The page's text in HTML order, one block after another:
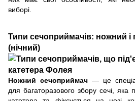
виборі.
Типи сечоприймачів: ножний і
(нічний)
Ножний сечоприймач — це
для багаторазового збору сечі, яка